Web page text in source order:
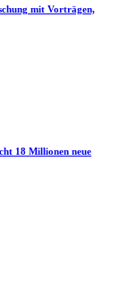
mit Vorträgen,
18 Millionen neue